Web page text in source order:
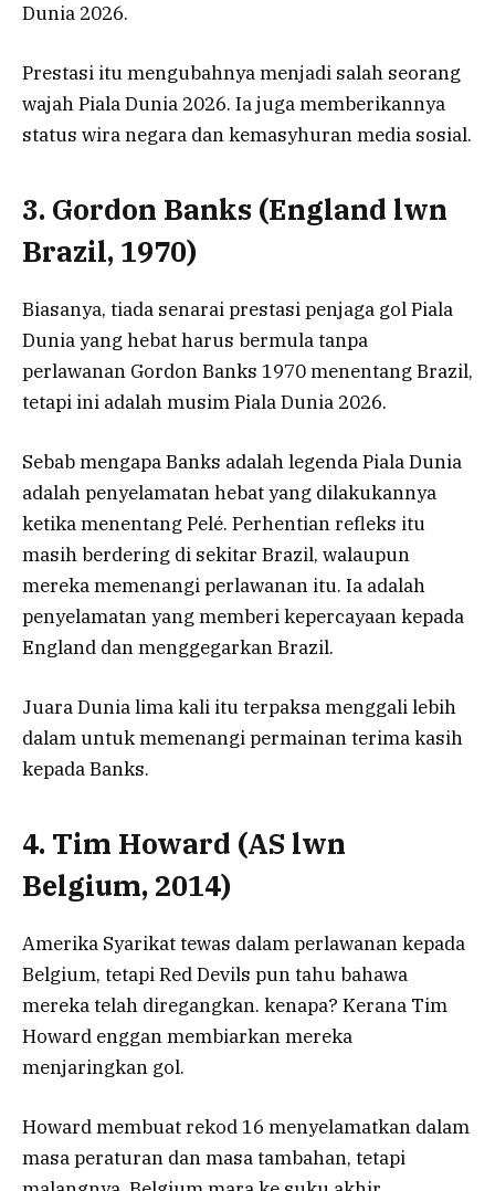
Dunia 2026.
Prestasi itu mengubahnya menjadi salah seorang
wajah Piala Dunia 2026. Ia juga memberikannya
status wira negara dan kemasyhuran media sosial.
3. Gordon Banks (England lwn
Brazil, 1970)
Biasanya, tiada senarai prestasi penjaga gol Piala
Dunia yang hebat harus bermula tanpa
perlawanan Gordon Banks 1970 menentang Brazil,
tetapi ini adalah musim Piala Dunia 2026.
Sebab mengapa Banks adalah legenda Piala Dunia
adalah penyelamatan hebat yang dilakukannya
ketika menentang Pelé. Perhentian refleks itu
masih berdering di sekitar Brazil, walaupun
mereka memenangi perlawanan itu. Ia adalah
penyelamatan yang memberi kepercayaan kepada
England dan menggegarkan Brazil.
Juara Dunia lima kali itu terpaksa menggali lebih
dalam untuk memenangi permainan terima kasih
kepada Banks.
4. Tim Howard (AS lwn
Belgium, 2014)
Amerika Syarikat tewas dalam perlawanan kepada
Belgium, tetapi Red Devils pun tahu bahawa
mereka telah diregangkan. kenapa? Kerana Tim
Howard enggan membiarkan mereka
menjaringkan gol.
Howard membuat rekod 16 menyelamatkan dalam
masa peraturan dan masa tambahan, tetapi